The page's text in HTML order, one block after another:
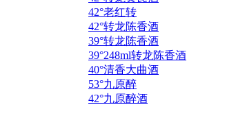
42°老红转
42°转龙陈香酒
39°转龙陈香酒
39°248ml转龙陈香酒
40°清香大曲酒
53°九原醉
42°九原醉酒